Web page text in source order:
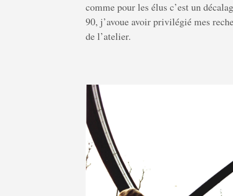
comme pour les élus c’est un
90, j’avoue avoir privilégié mes
de l’atelier.